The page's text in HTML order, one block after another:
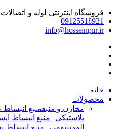
فروشگاه اینترنتی لوله و
09125518921
info@hosseinpur.ir
خانه
محصولات
مخازن و منبعمنبع
پلاستیکی | منبع انبساط
الومینیومی | منبع انبساط